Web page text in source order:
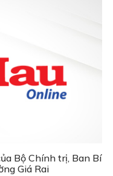
Bộ Chính trị, Ban Bí
Giá Rai